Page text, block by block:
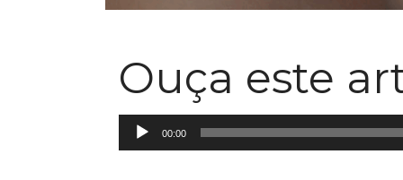
Ouça este
Tocador
de
00:00